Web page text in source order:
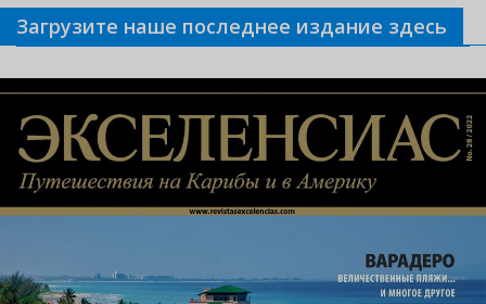
Связанные новости
Загрузите наше последнее издание здесь